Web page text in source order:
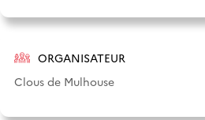
ORGANISATEUR
Clous de Mulhouse